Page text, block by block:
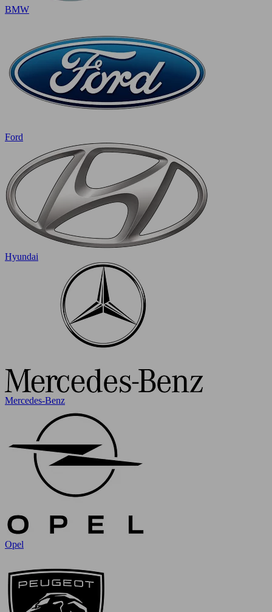
BMW
Ford
Hyundai
Mercedes-Benz
Opel